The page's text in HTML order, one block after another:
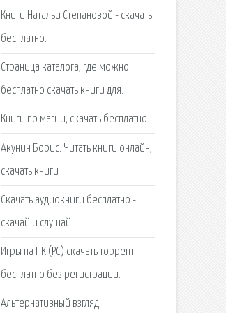
Книги Натальи Степановой - скачать
бесплатно.
Страница каталога, где можно
бесплатно скачать книги для.
Книги по магии, скачать бесплатно.
Акунин Борис. Читать книги онлайн,
скачать книги
Скачать аудиокниги бесплатно -
скачай и слушай
Игры на ПК (PC) скачать торрент
бесплатно без регистрации.
Альтернативный взгляд